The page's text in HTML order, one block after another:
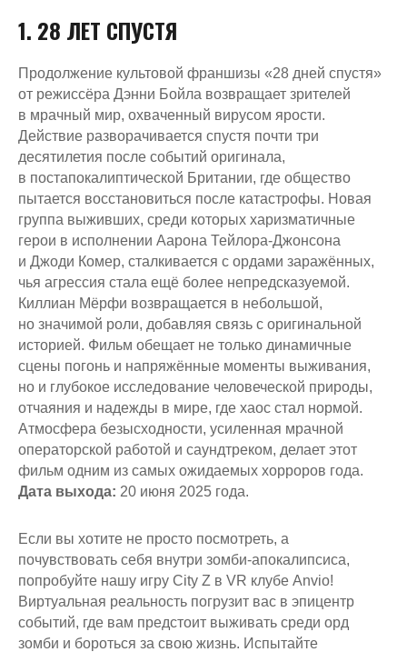
1. 28 ЛЕТ СПУСТЯ
Продолжение культовой франшизы «28 дней спустя»
от режиссёра Дэнни Бойла возвращает зрителей
в мрачный мир, охваченный вирусом ярости.
Действие разворачивается спустя почти три
десятилетия после событий оригинала,
в постапокалиптической Британии, где общество
пытается восстановиться после катастрофы. Новая
группа выживших, среди которых харизматичные
герои в исполнении Аарона Тейлора-Джонсона
и Джоди Комер, сталкивается с ордами заражённых,
чья агрессия стала ещё более непредсказуемой.
Киллиан Мёрфи возвращается в небольшой,
но значимой роли, добавляя связь с оригинальной
историей. Фильм обещает не только динамичные
сцены погонь и напряжённые моменты выживания,
но и глубокое исследование человеческой природы,
отчаяния и надежды в мире, где хаос стал нормой.
Атмосфера безысходности, усиленная мрачной
операторской работой и саундтреком, делает этот
фильм одним из самых ожидаемых хорроров года.
Дата выхода: 20 июня 2025 года.
Если вы хотите не просто посмотреть, а
почувствовать себя внутри зомби-апокалипсиса,
попробуйте нашу игру City Z в VR клубе Anvio!
Виртуальная реальность погрузит вас в эпицентр
событий, где вам предстоит выживать среди орд
зомби и бороться за свою жизнь. Испытайте